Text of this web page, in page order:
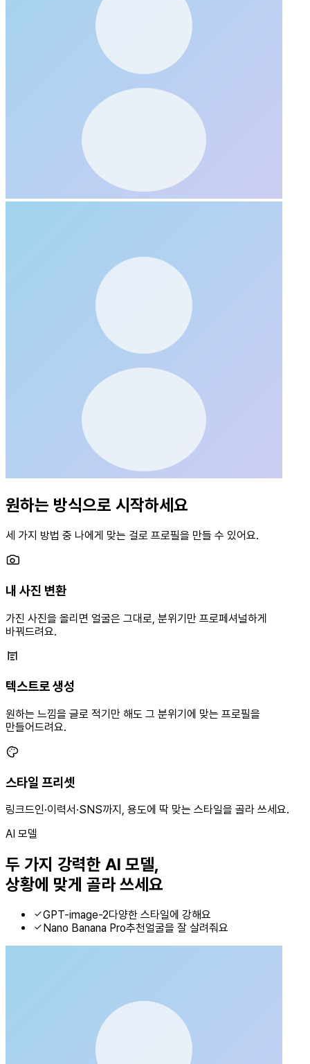
원하는 방식으로 시작하세요
세 가지 방법 중 나에게 맞는 걸로 프로필을 만들 수 있어요.
내 사진 변환
가진 사진을 올리면 얼굴은 그대로, 분위기만 프로페셔널하게
바꿔드려요.
텍스트로 생성
원하는 느낌을 글로 적기만 해도 그 분위기에 맞는 프로필을
만들어드려요.
스타일 프리셋
링크드인·이력서·SNS까지, 용도에 딱 맞는 스타일을 골라 쓰세요.
AI 모델
두 가지 강력한 AI 모델,
상황에 맞게 골라 쓰세요
GPT-image-2다양한 스타일에 강해요
Nano Banana Pro추천얼굴을 잘 살려줘요